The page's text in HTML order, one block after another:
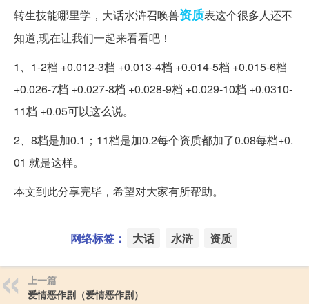
转生技能哪里学，大话水浒召唤兽资质表这个很多人还不
知道,现在让我们一起来看看吧！
1、1-2档 +0.012-3档 +0.013-4档 +0.014-5档 +0.015-6档
+0.026-7档 +0.027-8档 +0.028-9档 +0.029-10档 +0.0310-
11档 +0.05可以这么说。
2、8档是加0.1；11档是加0.2每个资质都加了0.08每档+0.
01 就是这样。
本文到此分享完毕，希望对大家有所帮助。
网络标签： 大话 水浒 资质
上一篇
爱情恶作剧（爱情恶作剧）